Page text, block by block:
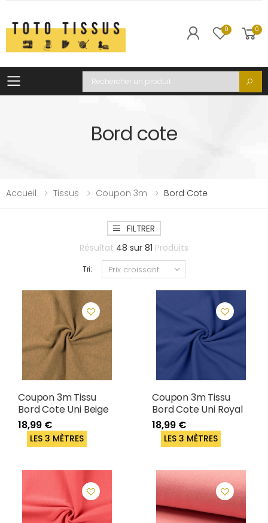
0 0
Toggle mobile menu
Recherche
Bord cote
Accueil Tissus Coupon 3m Bord Cote
FILTRER
Résultat 48 sur 81 Produits
Tri:
Coupon 3m Tissu
Bord Cote Uni Beige
18,99 €
LES 3 MÈTRES
Coupon 3m Tissu
Bord Cote Uni Royal
18,99 €
LES 3 MÈTRES